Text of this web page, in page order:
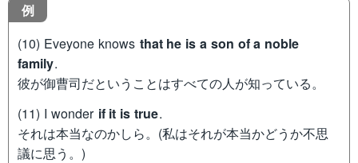
例
(10) Eveyone knows that he is a son of a noble
family.
彼が御曹司だということはすべての人が知っている。
(11) I wonder if it is true.
それは本当なのかしら。(私はそれが本当かどうか不思
議に思う。)